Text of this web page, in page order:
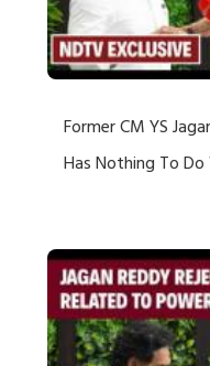
Former CM YS
Has Nothing To